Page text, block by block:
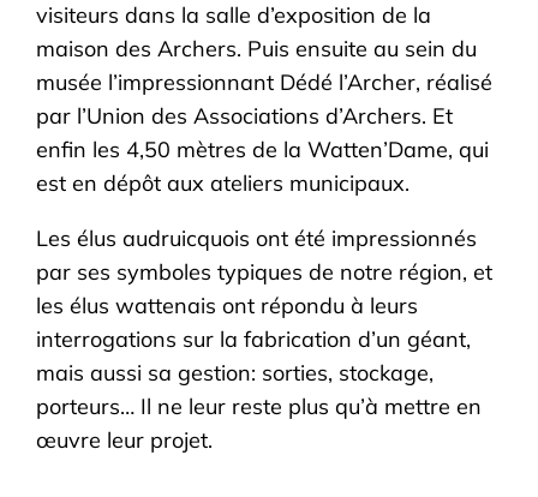
visiteurs dans la salle d’exposition de la
maison des Archers. Puis ensuite au sein du
musée l’impressionnant Dédé l’Archer, réalisé
par l’Union des Associations d’Archers. Et
enfin les 4,50 mètres de la Watten’Dame, qui
est en dépôt aux ateliers municipaux.
Les élus audruicquois ont été impressionnés
par ses symboles typiques de notre région, et
les élus wattenais ont répondu à leurs
interrogations sur la fabrication d’un géant,
mais aussi sa gestion: sorties, stockage,
porteurs… Il ne leur reste plus qu’à mettre en
œuvre leur projet.